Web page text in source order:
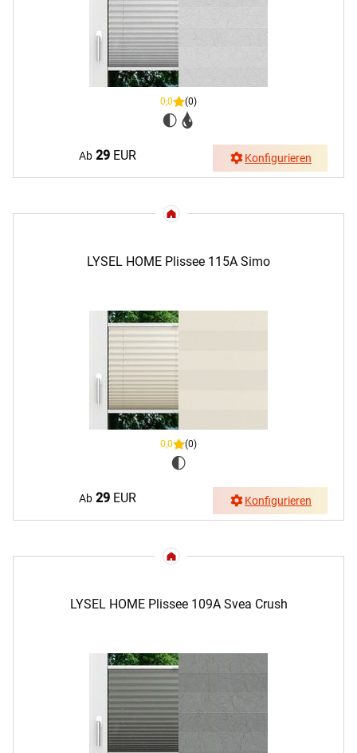
0,0 (0)
Ab 29 EUR Konfigurieren
LYSEL HOME Plissee 115A Simo
0,0 (0)
Ab 29 EUR Konfigurieren
LYSEL HOME Plissee 109A Svea Crush